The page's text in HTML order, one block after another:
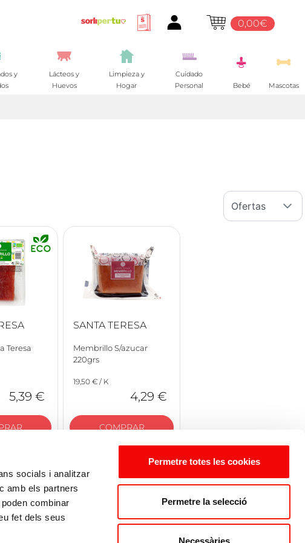
socials i analitzar
amb els partners
combinar
fet dels seus
Permetre totes les cookies
Permetre la selecció
Necessàries
0,00€
y
Lácteos y
Huevos
Limpieza y
Hogar
Cuidado
Personal
Bebé Mascotas
Ofertas
Teresa
5,39 €
SANTA TERESA
Membrillo S/azucar
220grs
19,50 € / K
4,29 €
COMPRAR